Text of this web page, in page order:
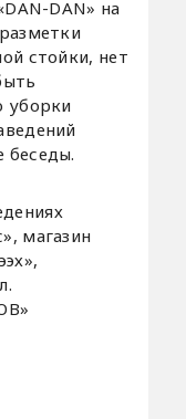
DAN» на
стойки, нет
уборки
беседы.
магазин